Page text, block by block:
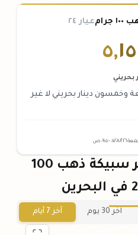
عيار ٢٤
٥,
بحريني
وخمسون دينار بحريني لا غير
٠٧ /٠٨/٢٠٢٦ - ٠٩:٠٥ ص
رسم بياني لسعر سبيكة ذهب 100
آخر 30 يوم آخر 7 أيام